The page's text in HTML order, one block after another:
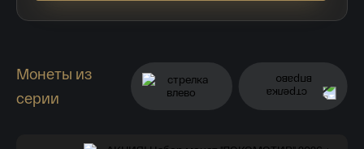
Монеты из
серии